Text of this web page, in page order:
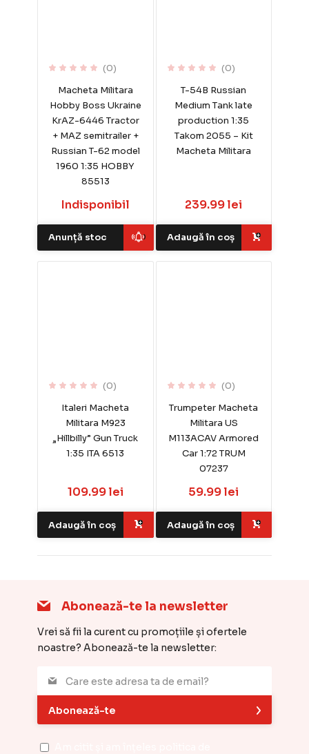
(0)
Macheta Militara
Hobby Boss Ukraine
KrAZ-6446 Tractor
+ MAZ semitrailer +
Russian T-62 model
1960 1:35 HOBBY
85513
Indisponibil
Anunță stoc
(0)
T-54B Russian
Medium Tank late
production 1:35
Takom 2055 – Kit
Macheta Militara
239.99 lei
Adaugă în coș
(0)
Italeri Macheta
Militara M923
„Hillbilly” Gun Truck
1:35 ITA 6513
109.99 lei
Adaugă în coș
(0)
Trumpeter Macheta
Militara US
M113ACAV Armored
Car 1:72 TRUM
07237
59.99 lei
Adaugă în coș
Abonează-te la newsletter
Vrei să fii la curent cu promoțiile și ofertele
noastre? Abonează-te la newsletter:
Abonează-te